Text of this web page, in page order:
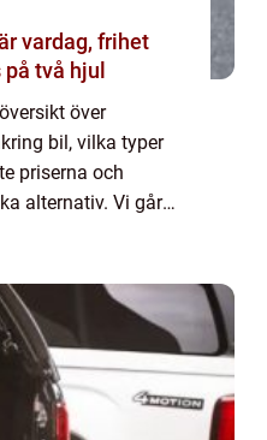
två hjul
över
bil, vilka typer
priserna och
alternativ. Vi går